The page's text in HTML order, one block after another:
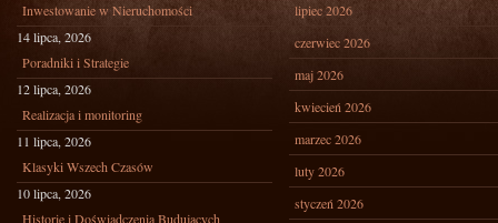
Inwestowanie w Nieruchomości
14 lipca, 2026
Poradniki i Strategie
12 lipca, 2026
Realizacja i monitoring
11 lipca, 2026
Klasyki Wszech Czasów
10 lipca, 2026
Historie i Doświadczenia Budujących
lipiec 2026
czerwiec 2026
maj 2026
kwiecień 2026
marzec 2026
luty 2026
styczeń 2026